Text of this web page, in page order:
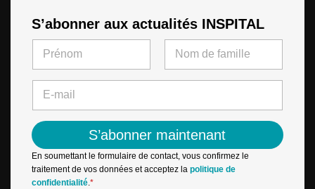
S’abonner aux actualités INSPITAL
a
i
l
E
-
m
m
a
i
l
*
S’abonner maintenant
En soumettant le formulaire de contact, vous confirmez le
traitement de vos données et acceptez la politique de
confidentialité.*